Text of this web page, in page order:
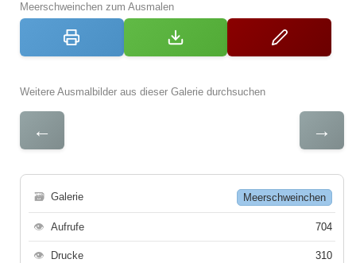
Meerschweinchen zum Ausmalen
Weitere Ausmalbilder aus dieser Galerie durchsuchen
← →
🗃 Galerie Meerschweinchen
👁 Aufrufe 704
👁 Drucke 310